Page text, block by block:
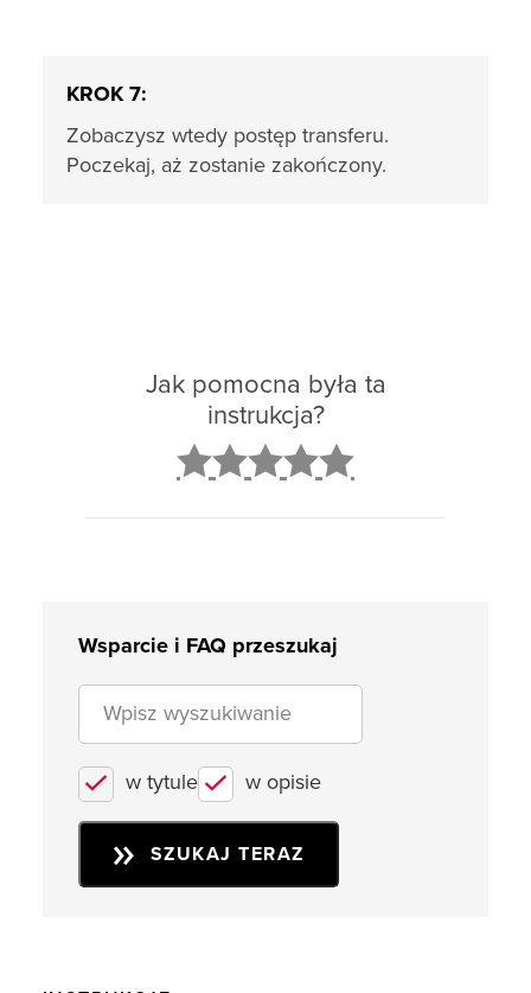
KROK 7:
Zobaczysz wtedy postęp transferu.
Poczekaj, aż zostanie zakończony.
Jak pomocna była ta
instrukcja?
Wsparcie i FAQ przeszukaj
w tytule w opisie
SZUKAJ TERAZ